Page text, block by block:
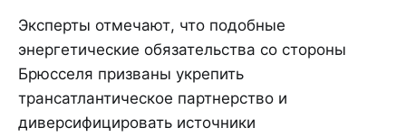
Эксперты отмечают, что подобные
энергетические обязательства со стороны
Брюсселя призваны укрепить
трансатлантическое партнерство и
диверсифицировать источники